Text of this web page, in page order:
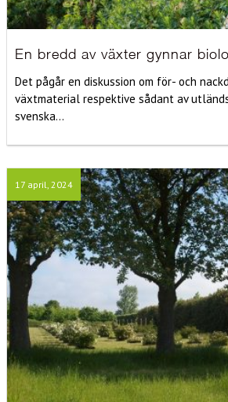
En bredd av växter gynnar
Det pågår en diskussion om för- och
växtmaterial respektive sådant av
svenska...
17 april, 2024